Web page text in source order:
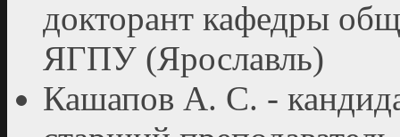
докторант кафедры
ЯГПУ (Ярославль)
Кашапов А. С. -